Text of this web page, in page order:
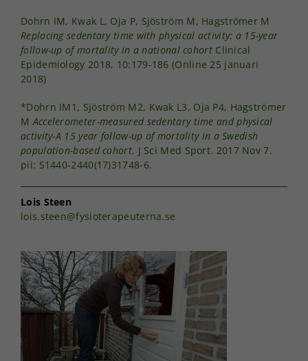
Dohrn IM, Kwak L, Oja P, Sjöström M, Hagströmer M
Replacing sedentary time with physical activity: a 15-year
follow-up of mortality in a national cohortClinical
Epidemiology 2018, 10:179-186 (Online 25 januari
2018)
*Dohrn IM1, Sjöström M2, Kwak L3, Oja P4, Hagströmer
MAccelerometer-measured sedentary time and physical
activity-A 15 year follow-up of mortality in a Swedish
population-based cohort. J Sci Med Sport. 2017 Nov 7.
pii: S1440-2440(17)31748-6.
Lois Steen
lois.steen@fysioterapeuterna.se